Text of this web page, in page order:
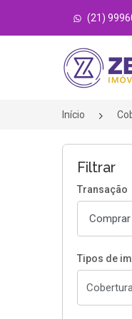
(21)
Página
Início
Filtrar
Transação
Tipos de